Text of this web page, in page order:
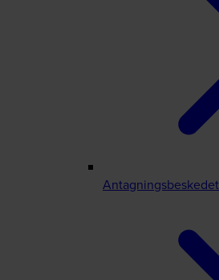
Antagningsbeskedet